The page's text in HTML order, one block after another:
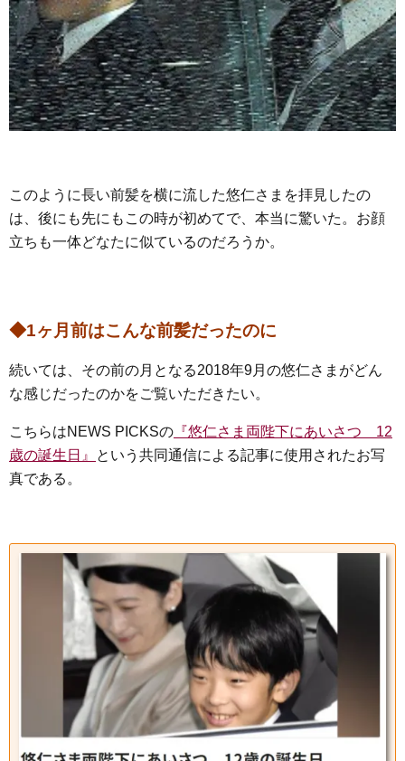
このように長い前髪を横に流した悠仁さまを拝見したの
は、後にも先にもこの時が初めてで、本当に驚いた。お顔
立ちも一体どなたに似ているのだろうか。
◆1ヶ月前はこんな前髪だったのに
続いては、その前の月となる2018年9月の悠仁さまがどん
な感じだったのかをご覧いただきたい。
こちらはNEWS PICKSの 『悠仁さま両陛下にあいさつ 12
歳の誕生日』
という共同通信による記事に使用されたお写
真である。